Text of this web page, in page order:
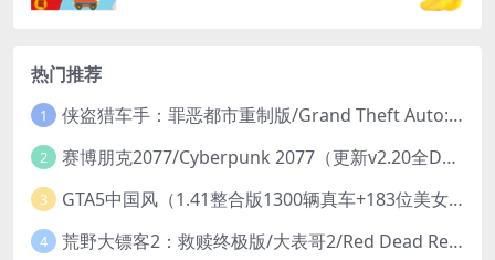
热门推荐
1 侠盗猎车手：罪恶都市重制版/Grand Theft Auto: Vice City – The Definitive Edition
2 赛博朋克2077/Cyberpunk 2077（更新v2.20全DLC）
3 GTA5中国风（1.41整合版1300辆真车+183位美女与英雄+200%存档）
4 荒野大镖客2：救赎终极版/大表哥2/Red Dead Redemption 2: Ultimate Edition（更新v1491.50终极版）